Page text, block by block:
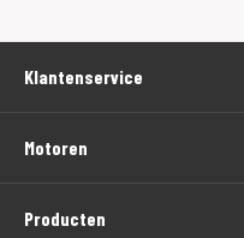
Klantenservice
Motoren
Producten